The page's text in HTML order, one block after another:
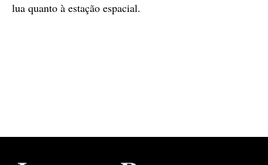
lua quanto à estação espacial.